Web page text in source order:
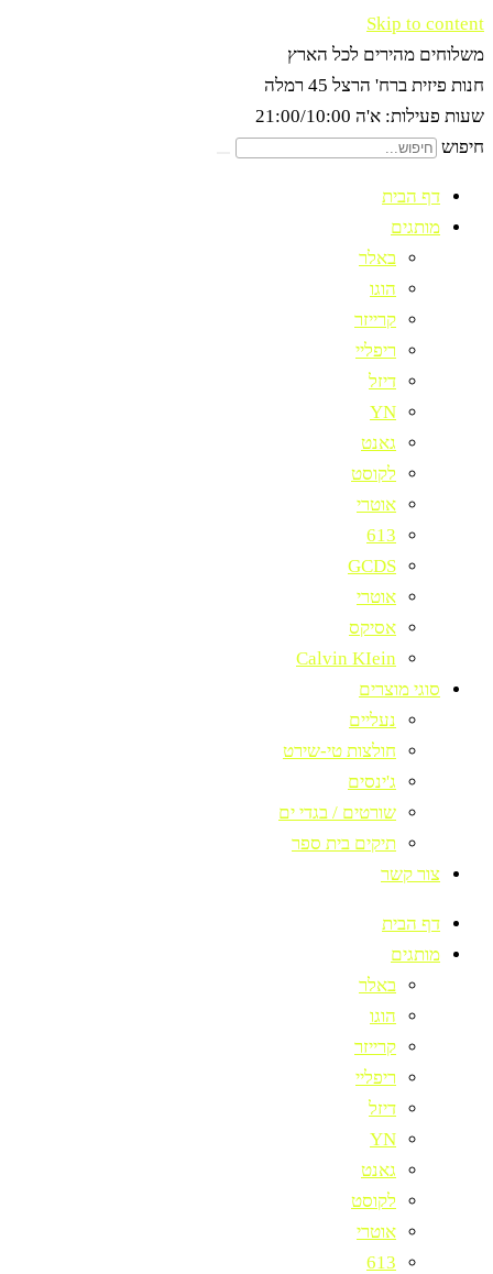
Skip to content
משלוחים מהירים לכל הארץ
חנות פיזית ברח' הרצל 45 רמלה
שעות פעילות: א'ה 21:00/10:00
חיפוש
דף הבית
מותגים
באלר
הוגו
קרייזר
ריפליי
דיזל
YN
גאנט
לקוסט
אוטרי
613
GCDS
אוטרי
אסיקס
Calvin KIein
סוגי מוצרים
נעליים
חולצות טי-שירט
ג'ינסים
שורטים / בגדי ים
תיקים בית ספר
צור קשר
דף הבית
מותגים
באלר
הוגו
קרייזר
ריפליי
דיזל
YN
גאנט
לקוסט
אוטרי
613